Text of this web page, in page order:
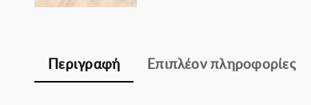
Περιγραφή Επιπλέον πληροφορίες